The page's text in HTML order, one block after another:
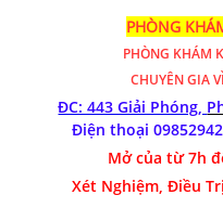
PHÒNG
PHÒNG KHÁM
CHUYÊN GIA
ĐC: 443 Giải Phóng,
Điện thoại
Mở của từ 7h
Xét Nghiệm, Điều